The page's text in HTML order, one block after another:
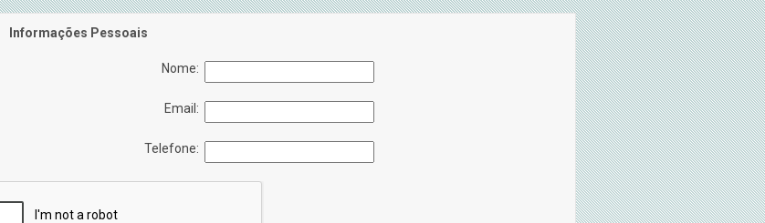
Informações Pessoais
Nome:
Email:
Telefone: